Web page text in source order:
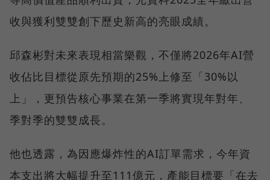
收與獲利雙雙創下歷史新高的亮眼成績。
邱森彬對未來表現相當樂觀，不僅將2026年AI營
收佔比目標從原先預期的25%上修至「30%以
上」，更預告核心事業在第一季將實現年對年、
季對季的雙雙成長。
他也透露，為因應爆炸性的AI訂單需求，今年資
本支出將大幅提升至111億元，產能目標要「在去